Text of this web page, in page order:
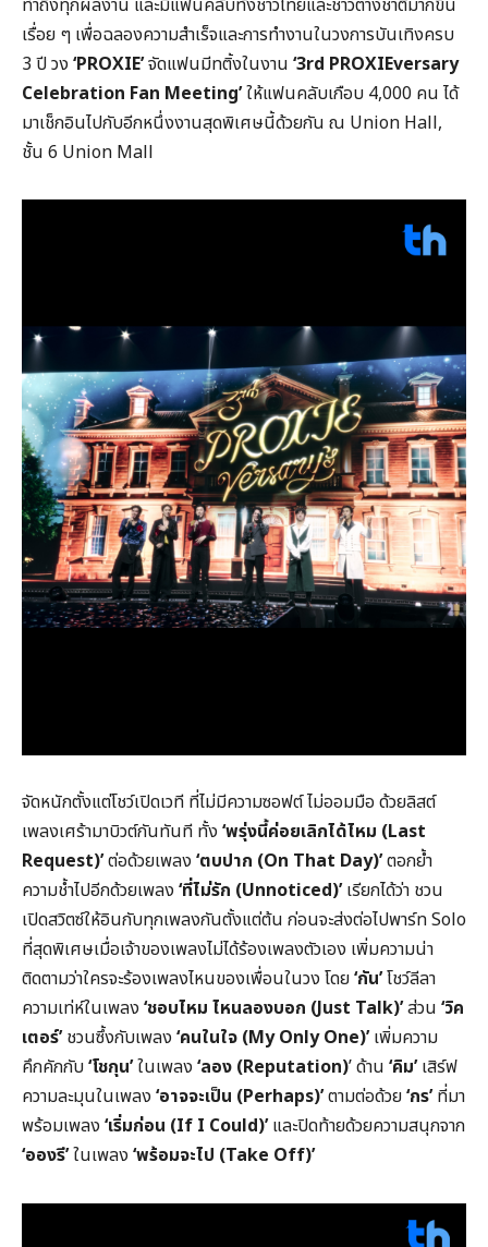
เรื่อย ๆ เพื่อฉลองความสำเร็จและการทำงานในวงการบันเทิงครบ
3 ปี วง ‘PROXIE’จัดแฟนมีทติ้งในงาน ‘3rd PROXIEversary
Celebration Fan Meeting’ให้แฟนคลับเกือบ 4,000 คน ได้
มาเช็กอินไปกับอีกหนึ่งงานสุดพิเศษนี้ด้วยกัน ณ Union Hall,
ชั้น 6 Union Mall
จัดหนักตั้งแต่โชว์เปิดเวที ที่ไม่มีความซอฟต์ ไม่ออมมือ ด้วยลิสต์
เพลงเศร้ามาบิวต์กันทันที ทั้ง ‘พรุ่งนี้ค่อยเลิกได้ไหม (Last
Request)’ต่อด้วยเพลง ‘ตบปาก (On That Day)’ตอกย้ำ
ความช้ำไปอีกด้วยเพลง ‘ที่ไม่รัก (Unnoticed)’เรียกได้ว่า ชวน
เปิดสวิตซ์ให้อินกับทุกเพลงกันตั้งแต่ต้น ก่อนจะส่งต่อไปพาร์ท Solo
ที่สุดพิเศษเมื่อเจ้าของเพลงไม่ได้ร้องเพลงตัวเอง เพิ่มความน่า
ติดตามว่าใครจะร้องเพลงไหนของเพื่อนในวง โดย‘กัน’โชว์ลีลา
ความเท่ห์ในเพลง ‘ชอบไหม ไหนลองบอก (Just Talk)’ส่วน ‘วิค
เตอร์’ชวนซึ้งกับเพลง ‘คนในใจ (My Only One)’เพิ่มความ
คึกคักกับ‘โชกุน’ในเพลง ‘ลอง (Reputation)’ ด้าน ‘คิม’เสิร์ฟ
ความละมุนในเพลง ‘อาจจะเป็น (Perhaps)’ตามต่อด้วย‘กร’ที่มา
พร้อมเพลง ‘เริ่มก่อน (If I Could)’และปิดท้ายด้วยความสนุกจาก
‘อองรี’ในเพลง ‘พร้อมจะไป (Take Off)’